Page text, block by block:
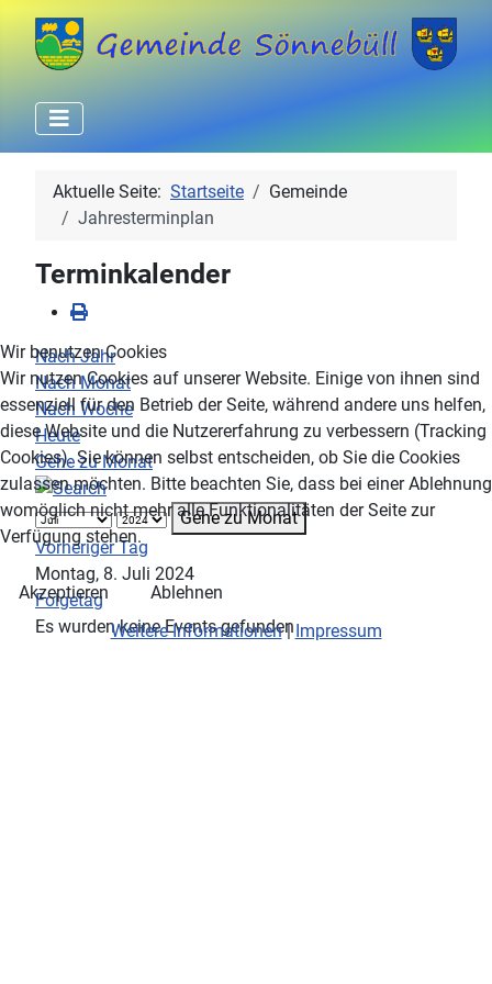
Aktuelle Seite: Startseite
Gemeinde
Jahresterminplan
Terminkalender
Nach Jahr
Nach Monat
Nach Woche
Heute
Gehe zu Monat
Gehe zu Monat
Vorheriger Tag
Montag, 8. Juli 2024
Folgetag
Es wurden keine Events gefunden
Wir benutzen Cookies
Wir nutzen Cookies auf unserer Website. Einige von ihnen sind
essenziell für den Betrieb der Seite, während andere uns helfen,
diese Website und die Nutzererfahrung zu verbessern (Tracking
Cookies). Sie können selbst entscheiden, ob Sie die Cookies
zulassen möchten. Bitte beachten Sie, dass bei einer Ablehnung
womöglich nicht mehr alle Funktionalitäten der Seite zur
Verfügung stehen.
Akzeptieren
Ablehnen
Weitere Informationen|Impressum